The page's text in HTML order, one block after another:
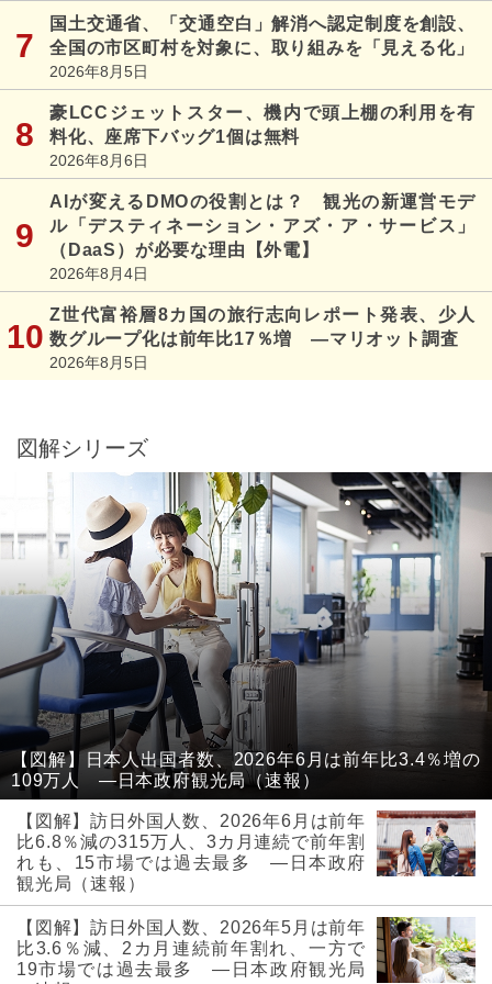
国土交通省、「交通空白」解消へ認定制度を創設、
全国の市区町村を対象に、取り組みを「見える化」
2026年8月5日
豪LCCジェットスター、機内で頭上棚の利用を有
料化、座席下バッグ1個は無料
2026年8月6日
AIが変えるDMOの役割とは？ 観光の新運営モデ
ル「デスティネーション・アズ・ア・サービス」
（DaaS）が必要な理由【外電】
2026年8月4日
Z世代富裕層8カ国の旅行志向レポート発表、少人
数グループ化は前年比17％増 ―マリオット調査
2026年8月5日
図解シリーズ
【図解】日本人出国者数、2026年6月は前年比3.4％増の
109万人 ―日本政府観光局（速報）
【図解】訪日外国人数、2026年6月は前年
比6.8％減の315万人、3カ月連続で前年割
れも、15市場では過去最多 ―日本政府
観光局（速報）
【図解】訪日外国人数、2026年5月は前年
比3.6％減、2カ月連続前年割れ、一方で
19市場では過去最多 ―日本政府観光局